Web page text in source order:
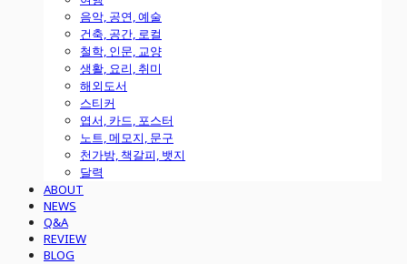
음악, 공연, 예술
건축, 공간, 로컬
철학, 인문, 교양
생활, 요리, 취미
해외도서
스티커
엽서, 카드, 포스터
노트, 메모지, 문구
천가방, 책갈피, 뱃지
달력
ABOUT
NEWS
Q&A
REVIEW
BLOG